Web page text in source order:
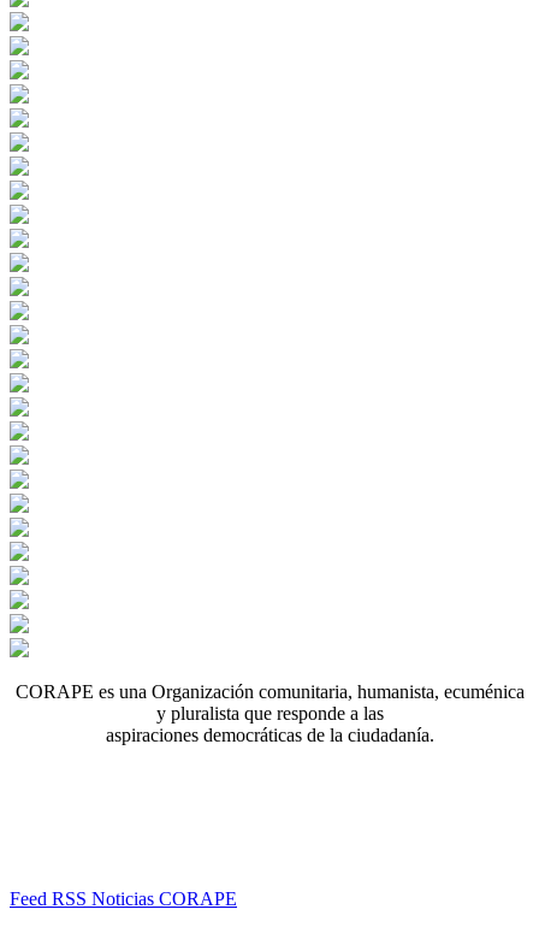
CORAPE es una Organización comunitaria, humanista, ecuménica
y pluralista que responde a las
aspiraciones democráticas de la ciudadanía.
Feed RSS Noticias CORAPE